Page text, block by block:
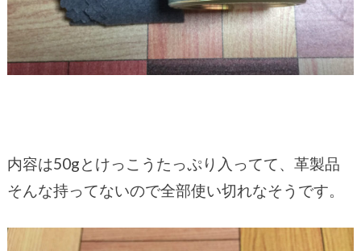
内容は50gとけっこうたっぷり入ってて、革製品
そんな持ってないので全部使い切れなそうです。